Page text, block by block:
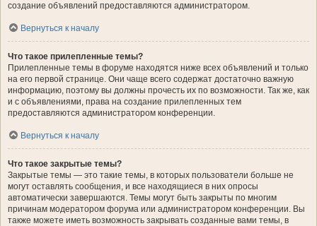
создание объявлений предоставляются администратором.
Вернуться к началу
Что такое прилепленные темы?
Прилепленные темы в форуме находятся ниже всех объявлений и только
на его первой странице. Они чаще всего содержат достаточно важную
информацию, поэтому вы должны прочесть их по возможности. Так же, как
и с объявлениями, права на создание прилепленных тем
предоставляются администратором конференции.
Вернуться к началу
Что такое закрытые темы?
Закрытые темы — это такие темы, в которых пользователи больше не
могут оставлять сообщения, и все находящиеся в них опросы
автоматически завершаются. Темы могут быть закрыты по многим
причинам модератором форума или администратором конференции. Вы
также можете иметь возможность закрывать созданные вами темы, в